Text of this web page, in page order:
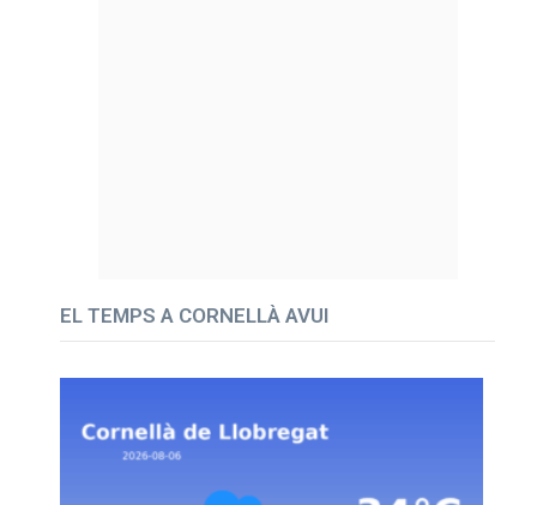
EL TEMPS A CORNELLÀ AVUI